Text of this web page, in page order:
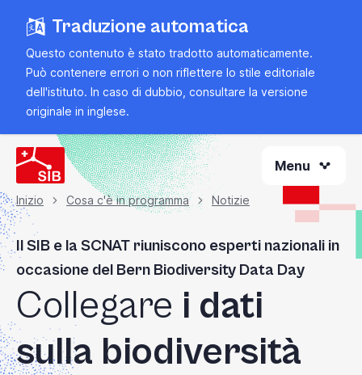
contenuto
principale
Traduzione automatica
Questo contenuto è stato tradotto automaticamente.
Può contenere errori o non riflettere lo stile editoriale
dell'istituto. In caso di dubbio, consultare la versione
originale in inglese.
Menu
Briciola
di
pane
Inizio Cosa c'è in programma Notizie
Il SIB e la SCNAT riuniscono esperti nazionali in
occasione del Bern Biodiversity Data Day
Collegare i dati
sulla biodiversità